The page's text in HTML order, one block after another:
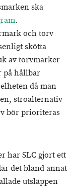
ska
.
och torv
skötta
av torvmarker
på hållbar
då man
ströalternativ
bör prioriteras
har SLC gjort ett
det bland annat
utsläppen